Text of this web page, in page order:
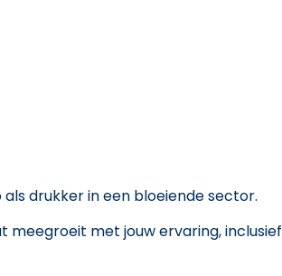
drukker in een bloeiende sector.
met jouw ervaring, inclusief